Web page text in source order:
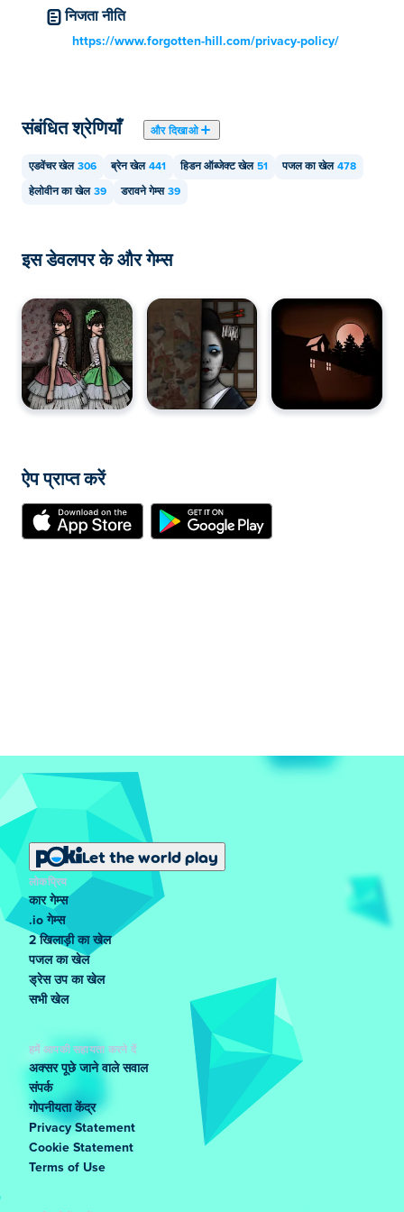
आप Poki पर फॉरगॉटन हिल: द वार्डरोब 5 मुफ्त में खेल सकते हैं।
फॉरगॉटन हिल: द वार्डरोब 5 को आप अपने कंप्यूटर और मोबाइल डिवाइस
निजता नीति
https://www.forgotten-hill.com/privacy-policy/
संबंधित श्रेणियाँ और दिखाओ
एडवेंचर खेल 306 ब्रेन खेल 441 हिडन ऑब्जेक्ट खेल 51 पजल का खेल 478
हेलोवीन का खेल 39 डरावने गेम्स 39
इस डेवलपर के और गेम्स
ऐप प्राप्त करें
Let the world play
लोकप्रिय
कार गेम्स
.io गेम्स
2 खिलाड़ी का खेल
पजल का खेल
ड्रेस उप का खेल
सभी खेल
हमें आपकी सहायता करने दें
अक्सर पूछे जाने वाले सवाल
संपर्क
गोपनीयता केंद्र
Privacy Statement
Cookie Statement
Terms of Use